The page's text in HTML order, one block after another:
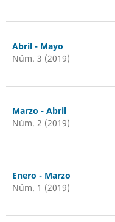
Abril - Mayo
Núm. 3 (2019)
Marzo - Abril
Núm. 2 (2019)
Enero - Marzo
Núm. 1 (2019)